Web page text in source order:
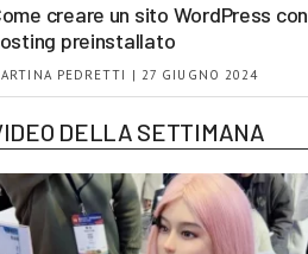
creare un sito WordPress con
preinstallato
PEDRETTI | 27 GIUGNO 2024
DELLA SETTIMANA